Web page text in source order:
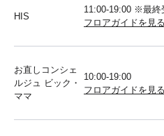
HIS
11:00-19:00 ※最終
フロアガイドを見る
お直しコンシェ
ルジュ ビック・
ママ
10:00-19:00
フロアガイドを見る